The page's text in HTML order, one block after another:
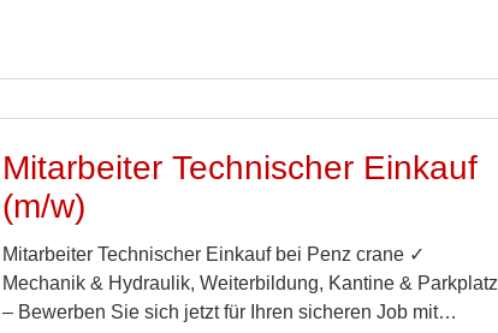
Mitarbeiter Technischer Einkauf
(m/w)
Mitarbeiter Technischer Einkauf bei Penz crane ✓
Mechanik & Hydraulik, Weiterbildung, Kantine & Parkplatz
– Bewerben Sie sich jetzt für Ihren sicheren Job mit